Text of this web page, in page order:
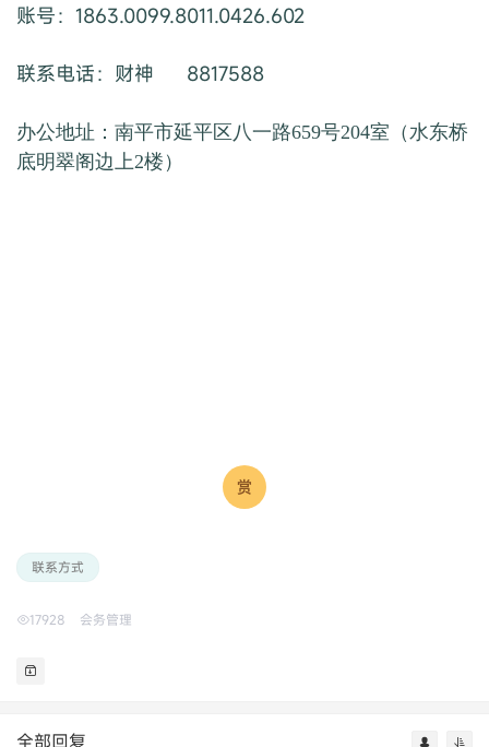
账号：1863.0099.8011.0426.602
联系电话：财神 8817588
办公地址：南平市延平区八一路659号204室（水东桥
底明翠阁边上2楼）
联系方式
17928 会务管理
全部回复